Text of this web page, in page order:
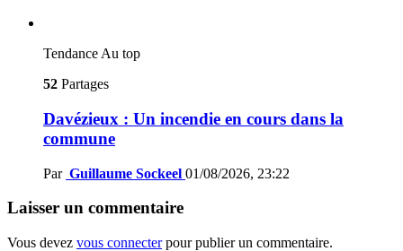
Tendance Au top
52 Partages
Davézieux : Un incendie en cours dans la
commune
Par Guillaume Sockeel 01/08/2026, 23:22
Laisser un commentaire
Vous devez vous connecterpour publier un commentaire.